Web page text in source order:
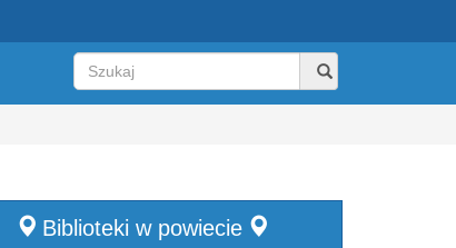
Biblioteki w powiecie